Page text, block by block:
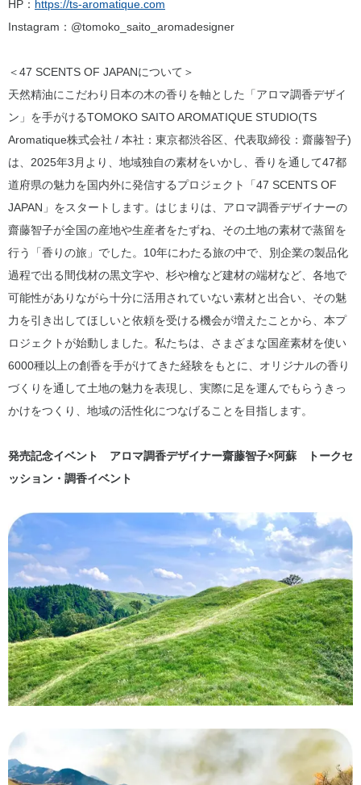
HP： https://ts-aromatique.com
Instagram：@tomoko_saito_aromadesigner
＜47 SCENTS OF JAPANについて＞
天然精油にこだわり日本の木の香りを軸とした「アロマ調香デザイ
ン」を手がけるTOMOKO SAITO AROMATIQUE STUDIO(TS
Aromatique株式会社 / 本社：東京都渋谷区、代表取締役：齋藤智子)
は、2025年3月より、地域独自の素材をいかし、香りを通して47都
道府県の魅力を国内外に発信するプロジェクト「47 SCENTS OF
JAPAN」をスタートします。はじまりは、アロマ調香デザイナーの
齋藤智子が全国の産地や生産者をたずね、その土地の素材で蒸留を
行う「香りの旅」でした。10年にわたる旅の中で、別企業の製品化
過程で出る間伐材の黒文字や、杉や檜など建材の端材など、各地で
可能性がありながら十分に活用されていない素材と出合い、その魅
力を引き出してほしいと依頼を受ける機会が増えたことから、本プ
ロジェクトが始動しました。私たちは、さまざまな国産素材を使い
6000種以上の創香を手がけてきた経験をもとに、オリジナルの香り
づくりを通して土地の魅力を表現し、実際に足を運んでもらうきっ
かけをつくり、地域の活性化につなげることを目指します。
発売記念イベント アロマ調香デザイナー齋藤智子×阿蘇 トークセ
ッション・調香イベント